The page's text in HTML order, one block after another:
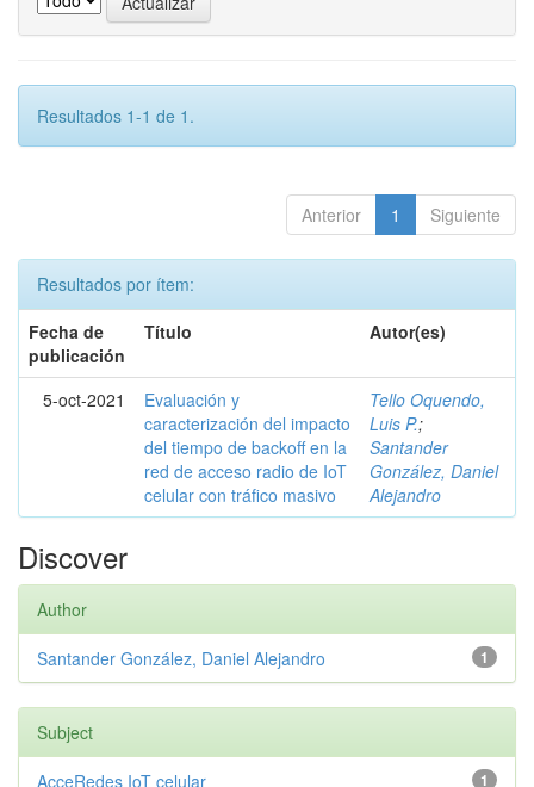
Resultados 1-1 de 1.
Anterior 1 Siguiente
Resultados por ítem:
Fecha de
publicación
Título Autor(es)
5-oct-2021
Evaluación y
caracterización del impacto
del tiempo de backoff en la
red de acceso radio de IoT
celular con tráfico masivo
Tello Oquendo,
Luis P.;
Santander
González, Daniel
Alejandro
Discover
Author
1
Santander González, Daniel Alejandro
Subject
1
AcceRedes IoT celular